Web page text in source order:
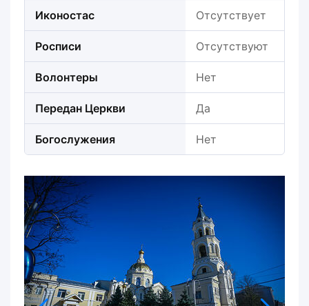
Иконостас Отсутствует
Росписи Отсутствуют
Волонтеры Нет
Передан Церкви Да
Богослужения Нет